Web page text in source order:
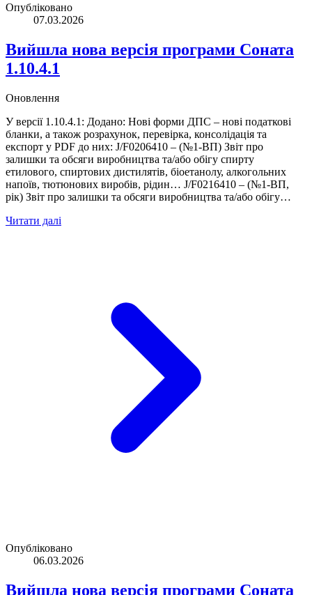
Опубліковано
07.03.2026
Вийшла нова версія програми Соната
1.10.4.1
Оновлення
У версії 1.10.4.1: Додано: Нові форми ДПС – нові податкові
бланки, а також розрахунок, перевірка, консолідація та
експорт у PDF до них: J/F0206410 – (№1-ВП) Звіт про
залишки та обсяги виробництва та/або обігу спирту
етилового, спиртових дистилятів, біоетанолу, алкогольних
напоїв, тютюнових виробів, рідин… J/F0216410 – (№1-ВП,
рік) Звіт про залишки та обсяги виробництва та/або обігу…
Читати далі
Опубліковано
06.03.2026
Вийшла нова версія програми Соната